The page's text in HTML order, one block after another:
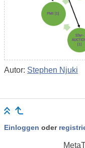
Autor: Stephen Njuki
Einloggen oder